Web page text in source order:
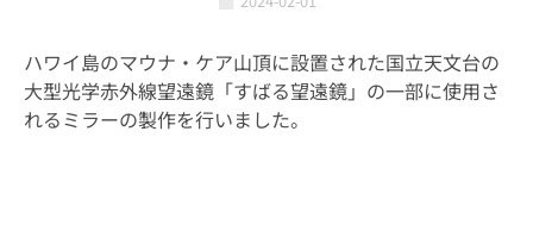
ハワイ島のマウナ・ケア山頂に設置された国立天文台の
大型光学赤外線望遠鏡「すばる望遠鏡」の一部に使用さ
れるミラーの製作を行いました。